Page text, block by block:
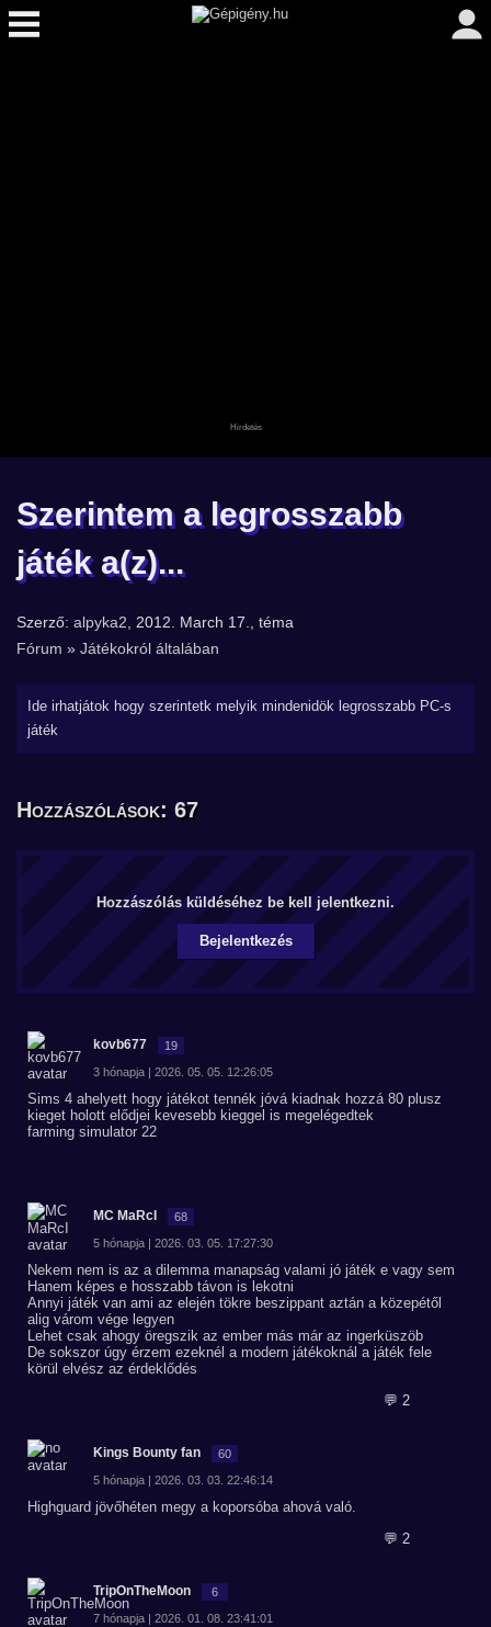
Szerintem a legrosszabb
játék a(z)...
Szerző: alpyka2 , 2012. March 17., téma
Fórum » Játékokról általában
Ide irhatjátok hogy szerintetk melyik mindenidök legrosszabb PC-s
játék
Hozzászólások: 67
Hozzászólás küldéséhez be kell jelentkezni.
Bejelentkezés
kovb677 19
3 hónapja | 2026. 05. 05. 12:26:05
Sims 4 ahelyett hogy játékot tennék jóvá kiadnak hozzá 80 plusz
kieget holott elődjei kevesebb kieggel is megelégedtek
farming simulator 22
MC MaRcI 68
5 hónapja | 2026. 03. 05. 17:27:30
Nekem nem is az a dilemma manapság valami jó játék e vagy sem
Hanem képes e hosszabb távon is lekotni
Annyi játék van ami az elején tökre beszippant aztán a közepétől
alig várom vége legyen
Lehet csak ahogy öregszik az ember más már az ingerküszöb
De sokszor úgy érzem ezeknél a modern játékoknál a játék fele
körül elvész az érdeklődés
💬 2
Kings Bounty fan 60
5 hónapja | 2026. 03. 03. 22:46:14
Highguard jövőhéten megy a koporsóba ahová való.
💬 2
TripOnTheMoon 6
7 hónapja | 2026. 01. 08. 23:41:01